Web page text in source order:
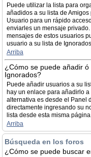
Puede utilizar la lista para
añadidos a su lista de
Usuario para un rápido
enviarles un mensaje
mensajes de estos usuarios
usuario a su lista de
Arriba
¿Cómo se puede añadir
Ignorados?
Puede añadir usuarios a su
hay un enlace para añadirlo
alternativa es desde el Panel
directamente ingresando su
lista desde esta misma
Arriba
Búsqueda en los foros
¿Cómo se puede buscar